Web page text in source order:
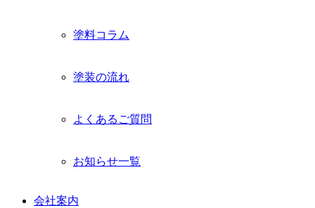
塗料コラム
塗装の流れ
よくあるご質問
お知らせ一覧
会社案内